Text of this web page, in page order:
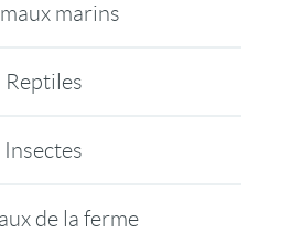
marins
Reptiles
Insectes
de la ferme